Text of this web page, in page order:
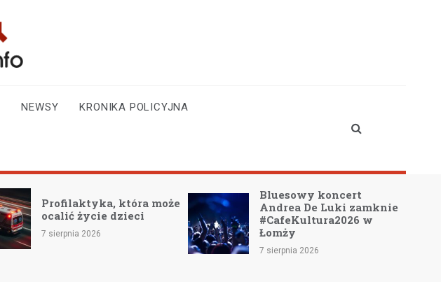
NEWSY KRONIKA POLICYJNA
Profilaktyka, która może
ocalić życie dzieci
7 sierpnia 2026
Bluesowy koncert
Andrea De Luki zamknie
#CafeKultura2026 w
Łomży
7 sierpnia 2026